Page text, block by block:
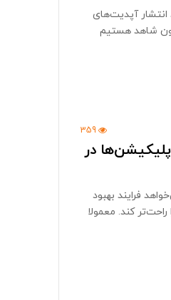
آپدیت‌های
شاهد هستیم
359
در
فرایند بهبود
کند. معمولا